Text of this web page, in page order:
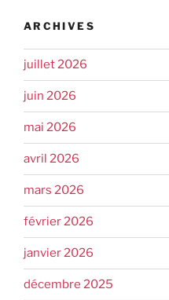
ARCHIVES
juillet 2026
juin 2026
mai 2026
avril 2026
mars 2026
février 2026
janvier 2026
décembre 2025